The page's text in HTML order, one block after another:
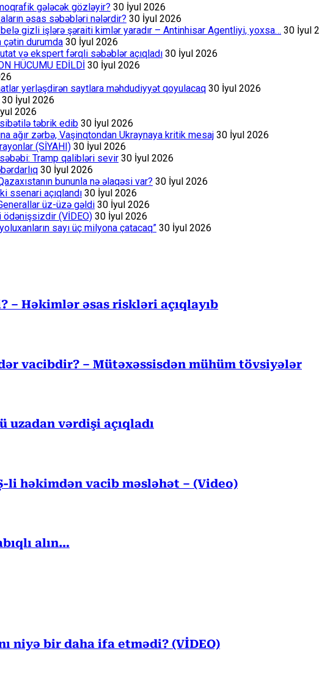
gələcək gözləyir? 30 İyul 2026
əsas səbəbləri nələrdir? 30 İyul 2026
belə gizli işlərə şəraiti kimlər yaradır – Antinhisar Agentliyi, yoxsa… 30 İyul
çətin durumda 30 İyul 2026
və ekspert fərqli səbəblər açıqladı 30 İyul 2026
HÜCUMU EDİLDİ 30 İyul 2026
yerləşdirən saytlara məhdudiyyət qoyulacaq 30 İyul 2026
30 İyul 2026
2026
təbrik edib 30 İyul 2026
ağır zərbə, Vaşinqtondan Ukraynaya kritik mesaj 30 İyul 2026
(SİYAHI) 30 İyul 2026
Tramp qalibləri sevir 30 İyul 2026
30 İyul 2026
bununla nə əlaqəsi var? 30 İyul 2026
ssenari açıqlandı 30 İyul 2026
üz-üzə gəldi 30 İyul 2026
ödənişsizdir (VİDEO) 30 İyul 2026
sayı üç milyona çatacaq” 30 İyul 2026
– Həkimlər əsas riskləri açıqlayıb
vacibdir? – Mütəxəssisdən mühüm tövsiyələr
uzadan vərdişi açıqladı
li həkimdən vacib məsləhət – (Video)
alın…
niyə bir daha ifa etmədi? (VİDEO)